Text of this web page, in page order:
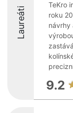
Laureáti
TeKro
roku
návrhy
9.2